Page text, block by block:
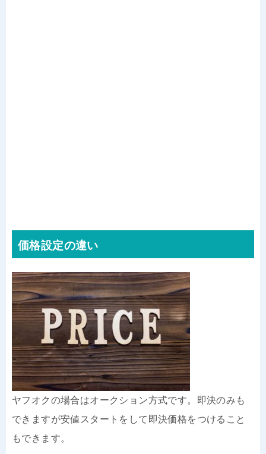
価格設定の違い
ヤフオクの場合はオークション方式です。即決のみも
できますが安値スタートをして即決価格をつけること
もできます。